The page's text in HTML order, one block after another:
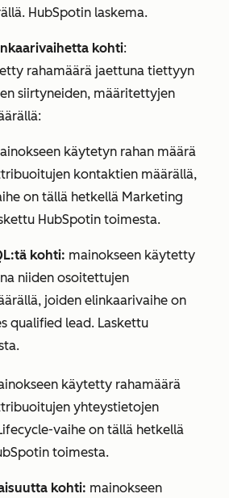
HubSpotin laskema.
kohti:
rahamäärä jaettuna tiettyyn
siirtyneiden, määritettyjen
käytetyn rahan määrä
kontaktien määrällä,
on tällä hetkellä Marketing
HubSpotin toimesta.
kohti: mainokseen käytetty
niiden osoitettujen
joiden elinkaarivaihe on
qualified lead. Laskettu
käytetty rahamäärä
yhteystietojen
vaihe on tällä hetkellä
toimesta.
kohti: mainokseen